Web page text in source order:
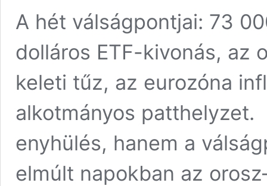
A hét válságpontjai: 73
dolláros ETF-kivonás, az
keleti tűz, az eurozóna
alkotmányos
enyhülés, hanem a
elmúlt napokban az